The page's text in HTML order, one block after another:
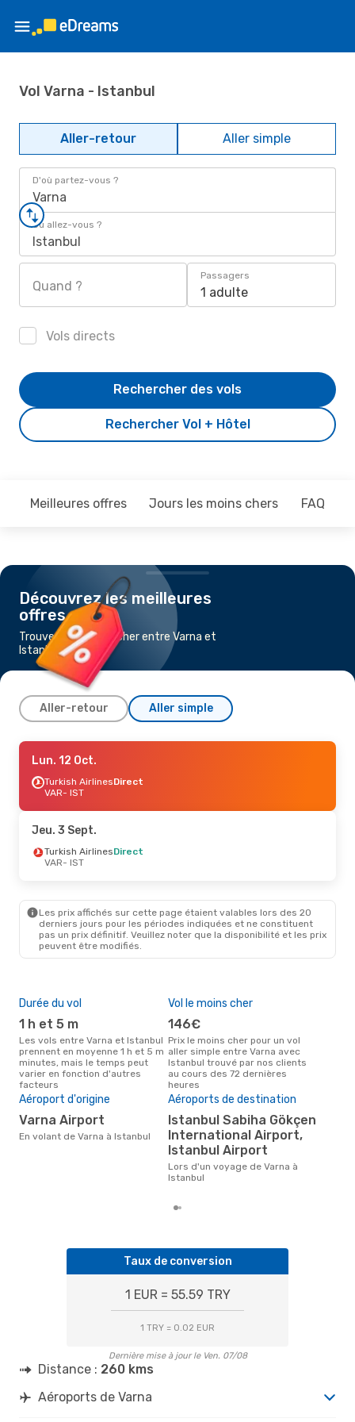
Vol Varna - Istanbul
Aller-retour Aller simple
D'où partez-vous ?
Varna
Où allez-vous ?
Istanbul
Quand ?
Passagers
1 adulte
Vols directs
Rechercher Vol + Hôtel
Rechercher des vols
Meilleures offres Jours les moins chers FAQ
Découvrez les meilleures
offres
Trouvez un vol pas cher entre Varna et
Istanbul
Aller-retour Aller simple
Sam. 19 Sept.
Turkish AirlinesDirect
VAR- IST
IST- VAR
Sam. 12 Sept.- Dim. 13 Sept.
- VAR
Dim. 11 Oct.- Jeu. 15 Oct.
IST- VAR
Lun. 12 Oct.
Turkish AirlinesDirect
VAR- IST
Jeu. 3 Sept.
Turkish AirlinesDirect
VAR- IST
Les prix affichés sur cette page étaient valables lors des 20
derniers jours pour les périodes indiquées et ne constituent
pas un prix définitif. Veuillez noter que la disponibilité et les prix
peuvent être modifiés.
Durée du vol
1 h et 5 m
Les vols entre Varna et Istanbul
prennent en moyenne 1 h et 5 m
minutes, mais le temps peut
varier en fonction d'autres
facteurs
Vol le moins cher
146€
Prix le moins cher pour un vol
aller simple entre Varna avec
Istanbul trouvé par nos clients
au cours des 72 dernières
heures
Aéroport d'origine
Varna Airport
En volant de Varna à Istanbul
Aéroports de destination
International Airport,
Istanbul Airport
Lors d'un voyage de Varna à
Istanbul
Taux de conversion
1 EUR = 55.59 TRY
1 TRY = 0.02 EUR
Dernière mise à jour le Ven. 07/08
Distance : 260 kms
Aéroports de Varna